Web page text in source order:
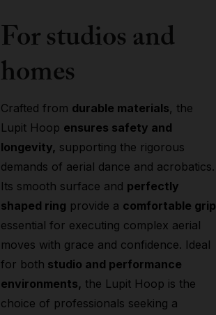
For studios and
homes
Crafted from durable materials, the
Lupit Hoop ensures safety and
longevity, supporting the rigorous
demands of aerial dance and acrobatics.
Its smooth surface and perfectly
shaped ring provide a comfortable grip
essential for executing complex aerial
moves with grace and confidence. Ideal
for both studio and performance
environments, the Lupit Hoop is the
choice of professionals seeking a